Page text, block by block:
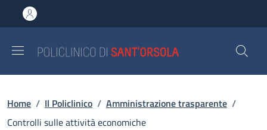
al contenuto principale
to footer content
Briciole di pane
Home / Il Policlinico / Amministrazione trasparente /
Controlli sulle attività economiche